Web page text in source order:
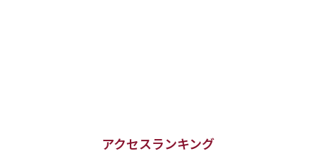
アクセスランキング